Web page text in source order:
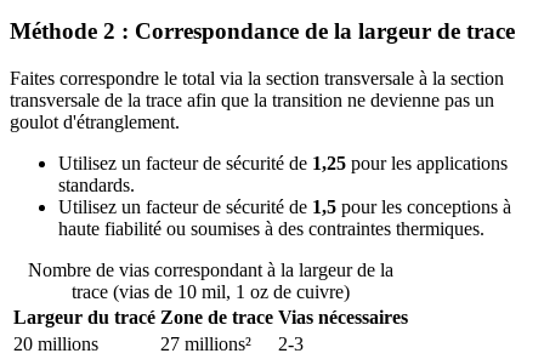
Méthode 2 : Correspondance de la largeur de trace
Faites correspondre le total via la section transversale à la section
transversale de la trace afin que la transition ne devienne pas un
goulot d'étranglement.
Utilisez un facteur de sécurité de 1,25 pour les applications
standards.
Utilisez un facteur de sécurité de 1,5 pour les conceptions à
haute fiabilité ou soumises à des contraintes thermiques.
Nombre de vias correspondant à la largeur de la
trace (vias de 10 mil, 1 oz de cuivre)
Largeur du tracé Zone de trace Vias nécessaires
20 millions
27 millions²
2-3